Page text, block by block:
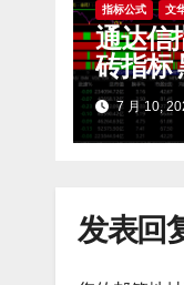
指标公式 文
通达信
砖指标
指标公
7 月 10,
发表回